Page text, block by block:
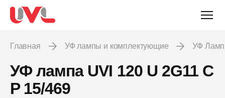
Главная УФ лампы и комплектующие УФ
УФ лампа UVI 120 U 2G11 C
P 15/469